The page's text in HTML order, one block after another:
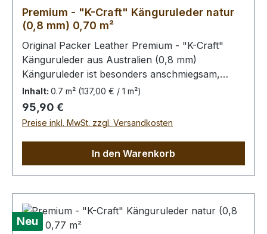
Premium - "K-Craft" Känguruleder natur
(0,8 mm) 0,70 m²
Original Packer Leather Premium - "K-Craft"
Känguruleder aus Australien (0,8 mm)
Känguruleder ist besonders anschmiegsam,
dennoch äußerst zug.- und reißfest. Rein
pflanzliche Gerbung ohne
Oberflächenbehandlung. Die Kängurus leben im
Freiland, kleinere Narben von Dornstichen u.ä.
wenig prägnant.Bei Bestellung von diesem Stück
erhalten Sie ein 0,70 m² großes Leder. Das
Inhalt: 0.7 m² (137,00 € / 1 m²)
Regulärer Preis:
95,90 €
Preise inkl. MwSt. zzgl. Versandkosten
In den Warenkorb
Neu